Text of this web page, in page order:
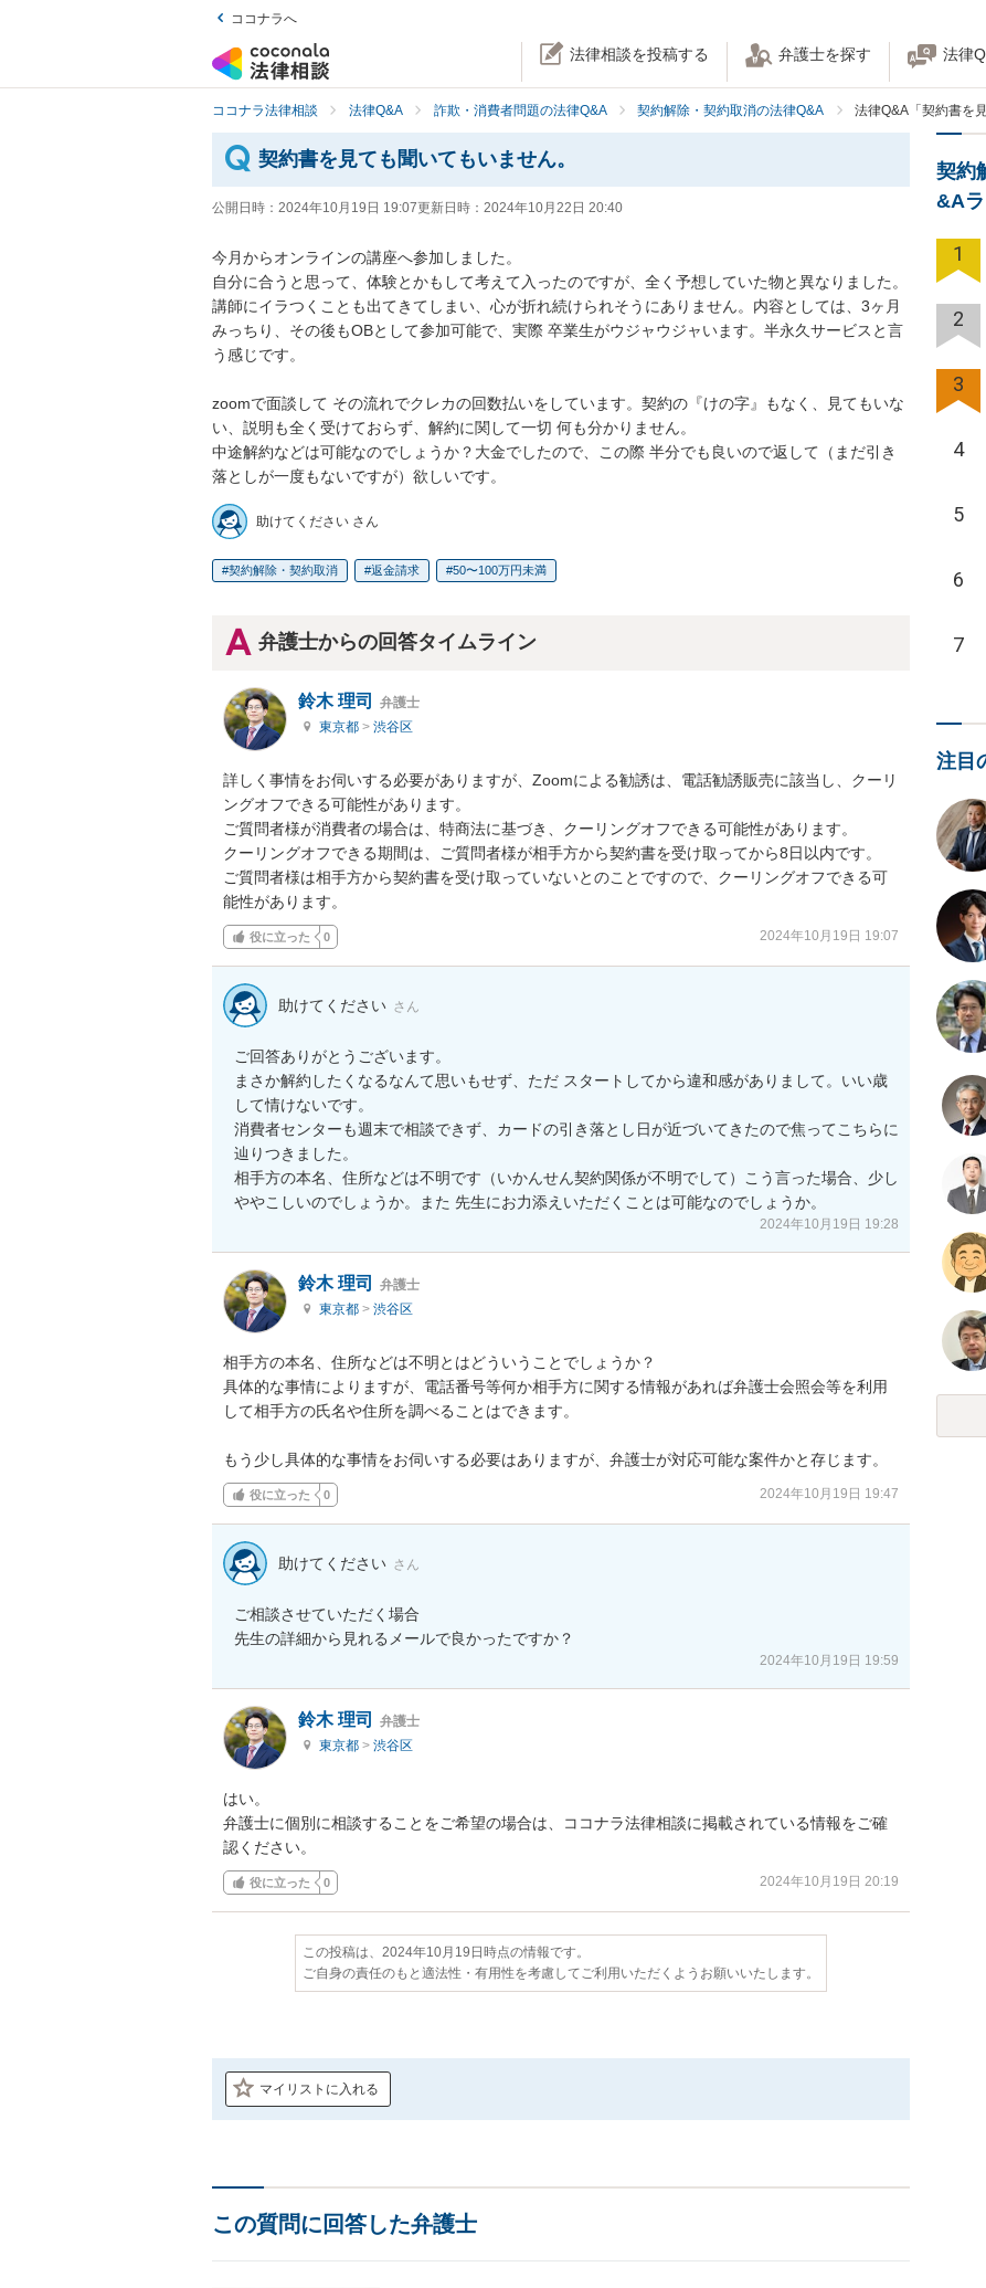
ココナラへ
法律相談を投稿する 弁護士を探す 法律
ココナラ法律相談 法律Q&A 詐欺・消費者問題の法律Q&A 契約解除・契約取消の法律Q&A 法律Q&A「契約書を
契約書を見ても聞いてもいません。
公開日時： 2024年10月19日 19:07更新日時： 2024年10月22日 20:40
今月からオンラインの講座へ参加しました。
自分に合うと思って、体験とかもして考えて入ったのですが、全く予想していた物と異なりました。
講師にイラつくことも出てきてしまい、心が折れ続けられそうにありません。内容としては、3ヶ月
みっちり、その後もOBとして参加可能で、実際 卒業生がウジャウジャいます。半永久サービスと言
う感じです。
zoomで面談して その流れでクレカの回数払いをしています。契約の『けの字』もなく、見てもいな
い、説明も全く受けておらず、解約に関して一切 何も分かりません。
中途解約などは可能なのでしょうか？大金でしたので、この際 半分でも良いので返して（まだ引き
落としが一度もないですが）欲しいです。
助けてください さん
契約解除・契約取消 返金請求 50〜100万円未満
弁護士からの回答タイムライン
鈴木 理司
弁護士
東京都 > 渋谷区
詳しく事情をお伺いする必要がありますが、Zoomによる勧誘は、電話勧誘販売に該当し、クーリ
ングオフできる可能性があります。
ご質問者様が消費者の場合は、特商法に基づき、クーリングオフできる可能性があります。
クーリングオフできる期間は、ご質問者様が相手方から契約書を受け取ってから8日以内です。
ご質問者様は相手方から契約書を受け取っていないとのことですので、クーリングオフできる可
能性があります。
役に立った 0 2024年10月19日 19:07
助けてください さん
ご回答ありがとうございます。
まさか解約したくなるなんて思いもせず、ただ スタートしてから違和感がありまして。いい歳
して情けないです。
消費者センターも週末で相談できず、カードの引き落とし日が近づいてきたので焦ってこちらに
辿りつきました。
相手方の本名、住所などは不明です（いかんせん契約関係が不明でして）こう言った場合、少し
ややこしいのでしょうか。また 先生にお力添えいただくことは可能なのでしょうか。
2024年10月19日 19:28
鈴木 理司
弁護士
東京都 > 渋谷区
相手方の本名、住所などは不明とはどういうことでしょうか？
具体的な事情によりますが、電話番号等何か相手方に関する情報があれば弁護士会照会等を利用
して相手方の氏名や住所を調べることはできます。
もう少し具体的な事情をお伺いする必要はありますが、弁護士が対応可能な案件かと存じます。
役に立った 0 2024年10月19日 19:47
助けてください さん
ご相談させていただく場合
先生の詳細から見れるメールで良かったですか？
2024年10月19日 19:59
鈴木 理司
弁護士
東京都 > 渋谷区
はい。
弁護士に個別に相談することをご希望の場合は、ココナラ法律相談に掲載されている情報をご確
認ください。
役に立った 0 2024年10月19日 20:19
この投稿は、2024年10月19日時点の情報です。
ご自身の責任のもと適法性・有用性を考慮してご利用いただくようお願いいたします。
マイリストに入れる
この質問に回答した弁護士
契約
&A
1
2
3
4
5
6
7
注目